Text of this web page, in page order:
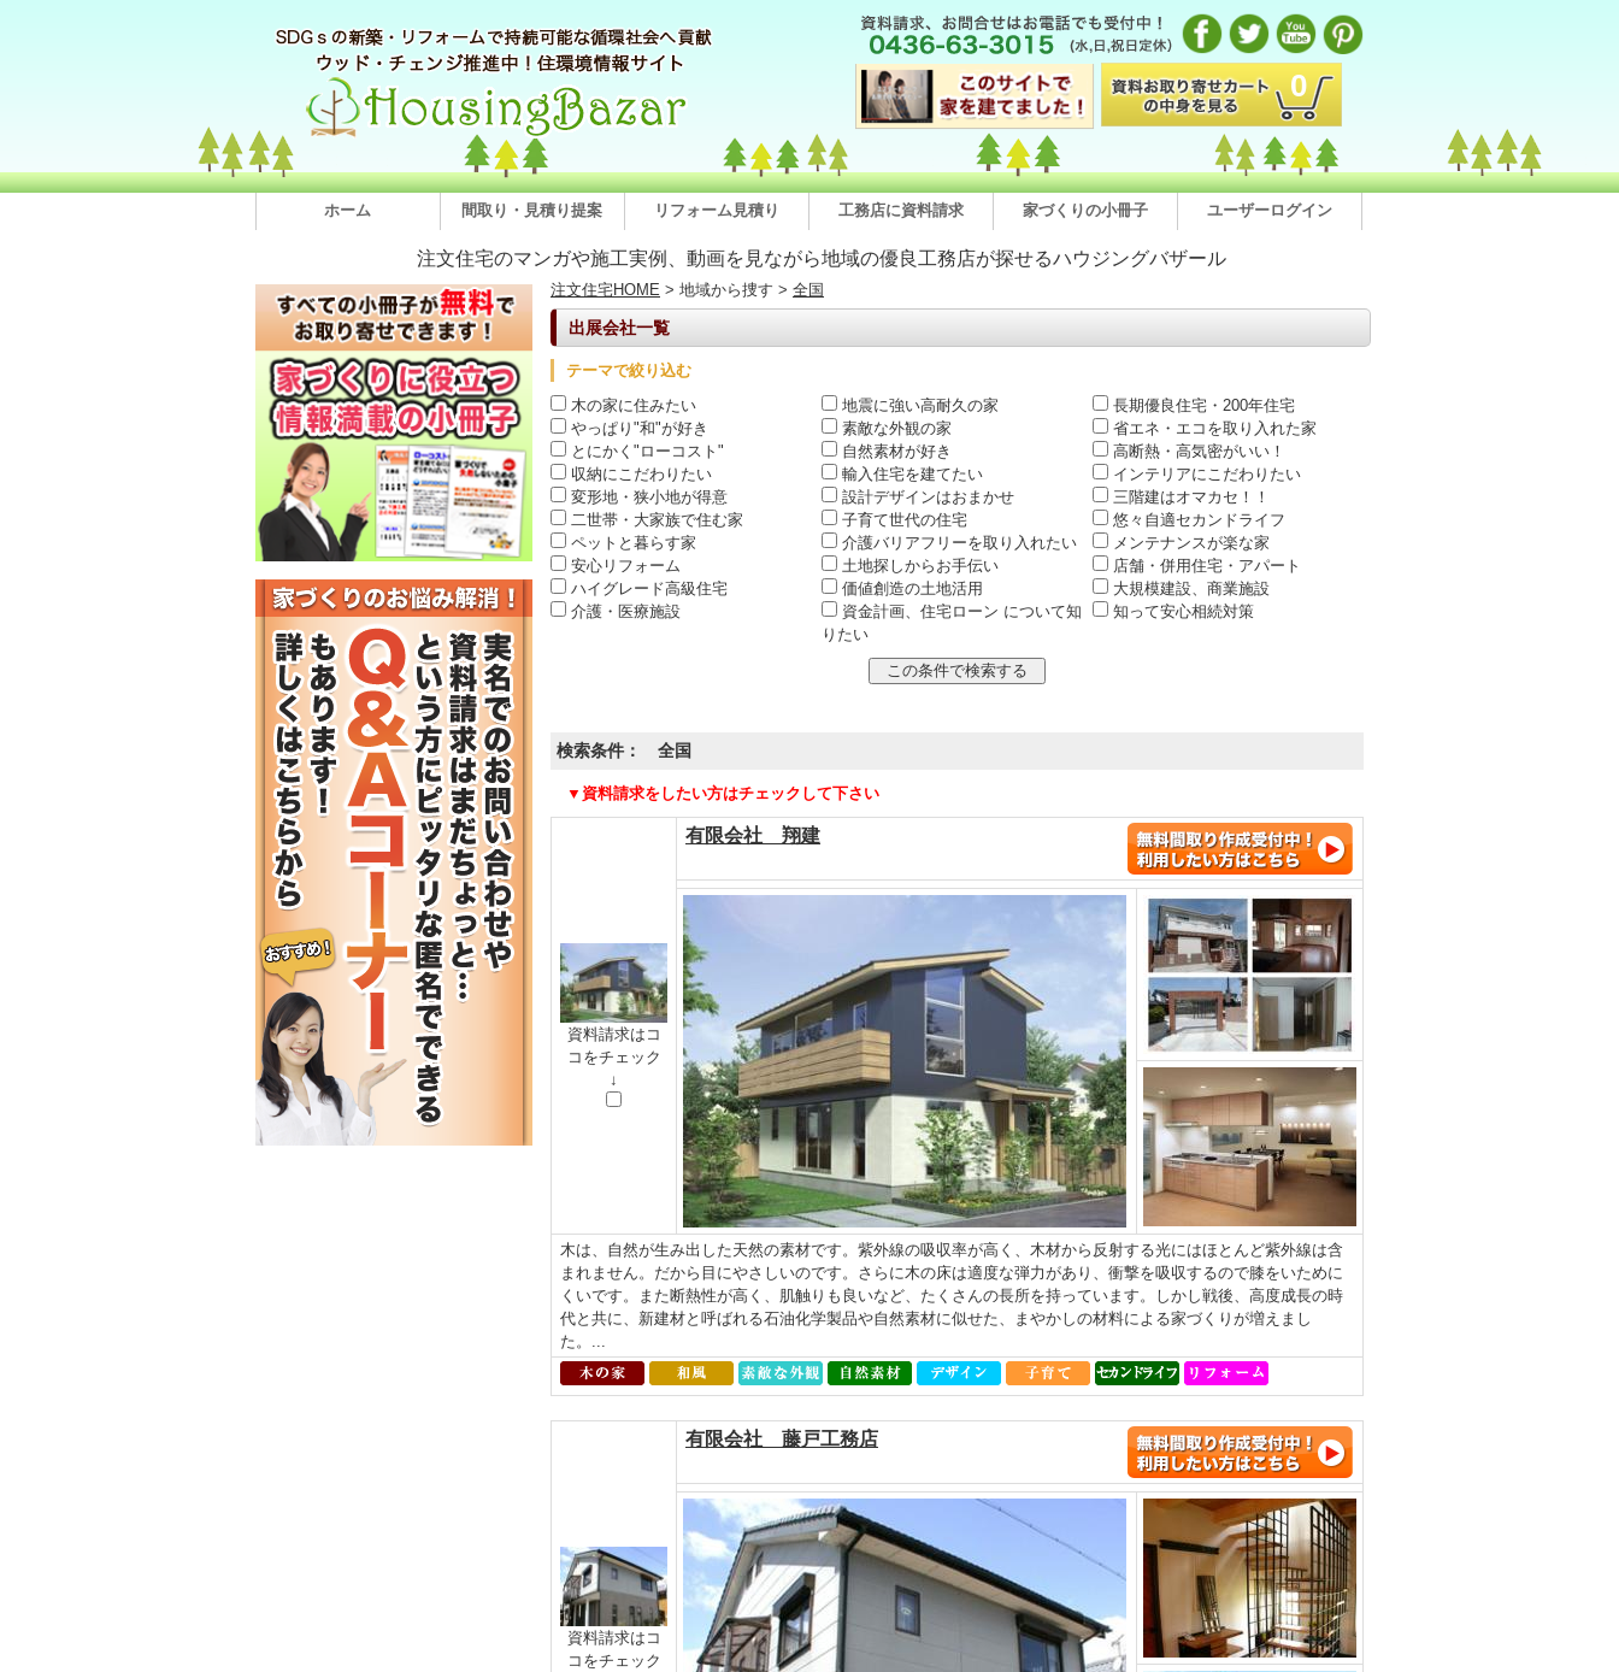
0
ホーム 間取り・見積り提案 リフォーム見積り 工務店に資料請求 家づくりの小冊子 ユーザーログイン
注文住宅のマンガや施工実例、動画を見ながら地域の優良工務店が探せるハウジングバザール
注文住宅HOME > 地域から捜す > 全国
出展会社一覧
テーマで絞り込む
木の家に住みたい
地震に強い高耐久の家
長期優良住宅・200年住宅
やっぱり"和"が好き
素敵な外観の家
省エネ・エコを取り入れた家
とにかく"ローコスト"
自然素材が好き
高断熱・高気密がいい！
収納にこだわりたい
輸入住宅を建てたい
インテリアにこだわりたい
変形地・狭小地が得意
設計デザインはおまかせ
三階建はオマカセ！！
二世帯・大家族で住む家
子育て世代の住宅
悠々自適セカンドライフ
ペットと暮らす家
介護バリアフリーを取り入れたい
メンテナンスが楽な家
安心リフォーム
土地探しからお手伝い
店舗・併用住宅・アパート
ハイグレード高級住宅
価値創造の土地活用
大規模建設、商業施設
介護・医療施設
資金計画、住宅ローン について知
りたい
知って安心相続対策
検索条件： 全国
▼資料請求をしたい方はチェックして下さい
資料請求はコ
コをチェック
↓
有限会社 翔建
木は、自然が生み出した天然の素材です。紫外線の吸収率が高く、木材から反射する光にはほとんど紫外線は含
まれません。だから目にやさしいのです。さらに木の床は適度な弾力があり、衝撃を吸収するので膝をいために
くいです。また断熱性が高く、肌触りも良いなど、たくさんの長所を持っています。しかし戦後、高度成長の時
代と共に、新建材と呼ばれる石油化学製品や自然素材に似せた、まやかしの材料による家づくりが増えまし
た。...
資料請求はコ
コをチェック
有限会社 藤戸工務店